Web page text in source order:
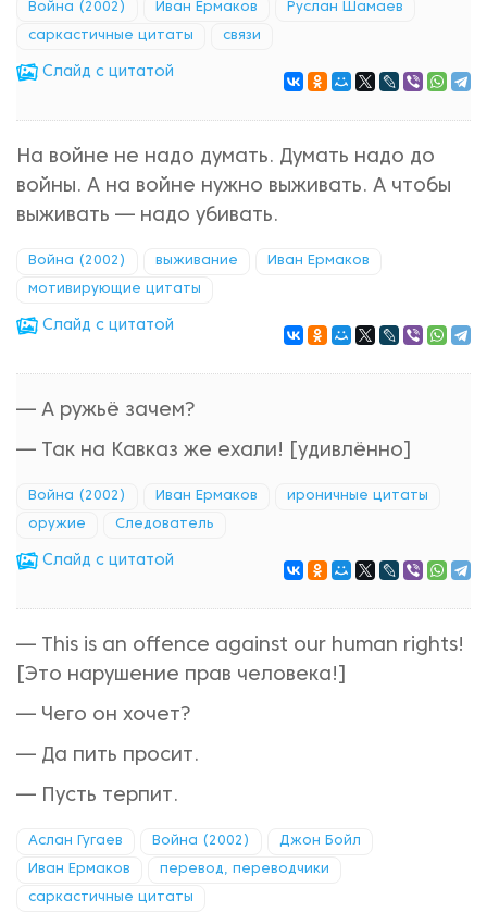
Война (2002) Иван Ермаков Руслан Шамаев
саркастичные цитаты связи
Cлайд с цитатой
На войне не надо думать. Думать надо до
войны. А на войне нужно выживать. А чтобы
выживать — надо убивать.
Война (2002) выживание Иван Ермаков
мотивирующие цитаты
Cлайд с цитатой
— А ружьё зачем?
— Так на Кавказ же ехали! [удивлённо]
Война (2002) Иван Ермаков ироничные цитаты
оружие Следователь
Cлайд с цитатой
— This is an offence against our human rights!
[Это нарушение прав человека!]
— Чего он хочет?
— Да пить просит.
— Пусть терпит.
Аслан Гугаев Война (2002) Джон Бойл
Иван Ермаков перевод, переводчики
саркастичные цитаты